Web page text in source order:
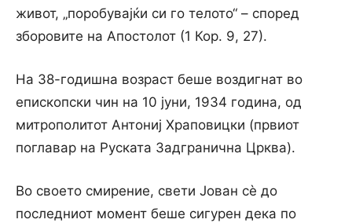
живот, „поробувајќи си го телото“ – според
зборовите на Апостолот (1 Кор. 9, 27).
На 38-годишна возраст беше воздигнат во
епископски чин на 10 јуни, 1934 година, од
митрополитот Антониј Храповицки (првиот
поглавар на Руската Задгранична Црква).
Во своето смирение, свети Јован сè до
последниот момент беше сигурен дека по